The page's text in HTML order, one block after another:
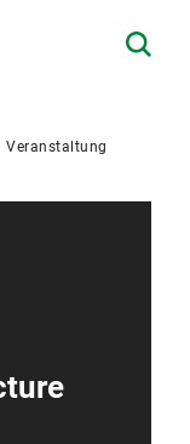
Veranstaltung